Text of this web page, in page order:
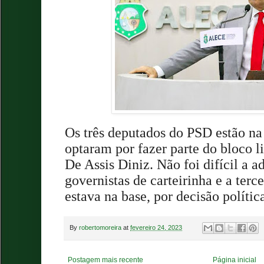
Os três deputados do PSD estão
optaram por fazer parte do bloco
De Assis Diniz. Não foi difícil a
governistas de carteirinha e a
estava na base, por decisão
By robertomoreira at fevereiro 24, 2023
Postagem mais recente Página inicial